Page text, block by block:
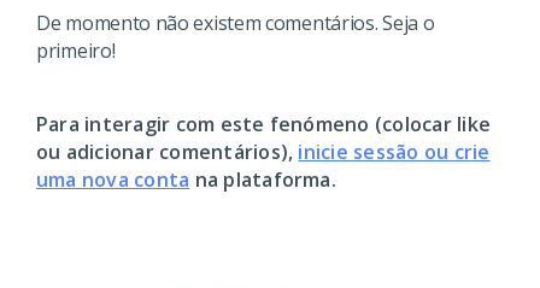
De momento não existem comentários. Seja o
primeiro!
Para interagir com este fenómeno (colocar like
ou adicionar comentários), inicie sessão ou crie
uma nova conta na plataforma.